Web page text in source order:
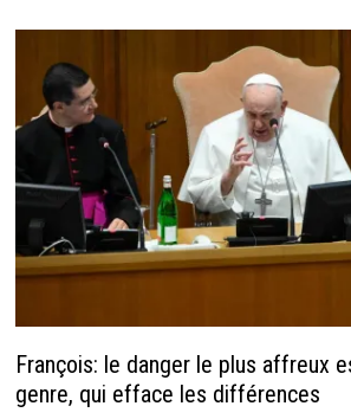
François: le danger le plus affreux
genre, qui efface les différences